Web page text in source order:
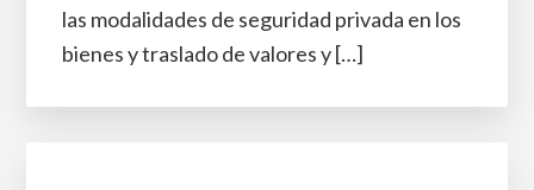
las modalidades de seguridad privada en los
bienes y traslado de valores y […]